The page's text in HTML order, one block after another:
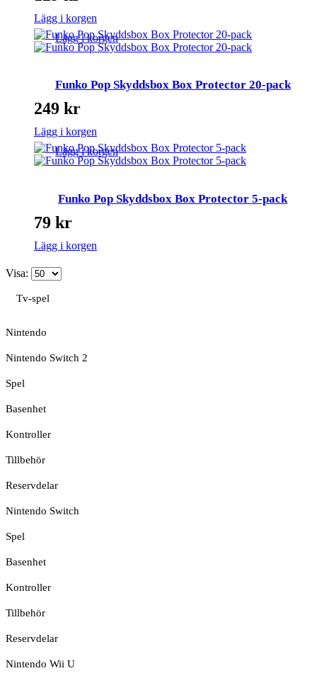
Lägg i korgen
Lägg i korgen
Funko Pop Skyddsbox Box Protector 20-pack
249 kr
Lägg i korgen
Lägg i korgen
Funko Pop Skyddsbox Box Protector 5-pack
79 kr
Lägg i korgen
Visa:
Tv-spel
Nintendo
Nintendo Switch 2
Spel
Basenhet
Kontroller
Tillbehör
Reservdelar
Nintendo Switch
Spel
Basenhet
Kontroller
Tillbehör
Reservdelar
Nintendo Wii U